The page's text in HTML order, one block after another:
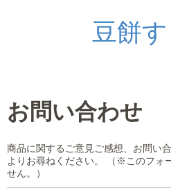
豆餅
お問い合わせ
商品に関するご意見ご感想、お問い
よりお尋ねください。 （※このフォ
せん。）